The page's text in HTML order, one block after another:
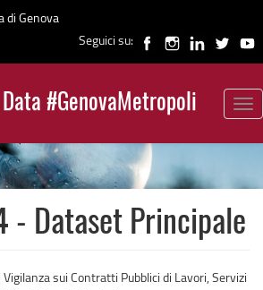
di Genova
Seguici su:
Data #GenovaMetropoli
- Dataset Principale
sui Contratti Pubblici di Lavori, Servizi